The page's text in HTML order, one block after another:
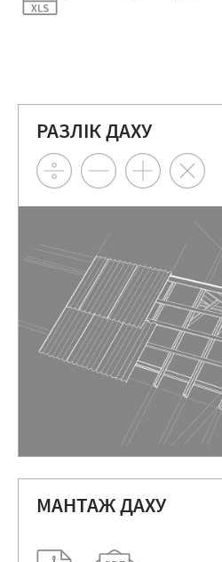
РАЗЛІК ДАХУ
МАНТАЖ ДАХУ